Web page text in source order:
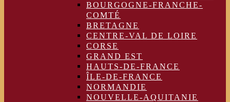
BOURGOGNE-FRANCHE-
COMTÉ
BRETAGNE
CENTRE-VAL DE LOIRE
CORSE
GRAND EST
HAUTS-DE-FRANCE
ÎLE-DE-FRANCE
NORMANDIE
NOUVELLE-AQUITANIE